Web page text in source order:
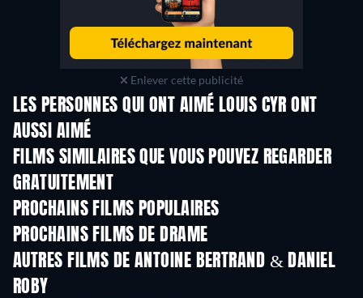
Enlever cette publicité
LES PERSONNES QUI ONT AIMÉ LOUIS CYR ONT
AUSSI AIMÉ
FILMS SIMILAIRES QUE VOUS POUVEZ REGARDER
GRATUITEMENT
PROCHAINS FILMS POPULAIRES
PROCHAINS FILMS DE DRAME
AUTRES FILMS DE ANTOINE BERTRAND & DANIEL
ROBY